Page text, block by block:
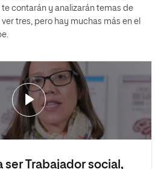
contarán y analizarán temas de
tres, pero hay muchas más en el
ser Trabajador social,